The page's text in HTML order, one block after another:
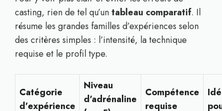
casting, rien de tel qu’untableau comparatif. Il
résume les grandes familles d’expériences selon
des critères simples : l’intensité, la technique
requise et le profil type.
Catégorie
d’expérience
Niveau
d’adrénaline
Compétence
requise